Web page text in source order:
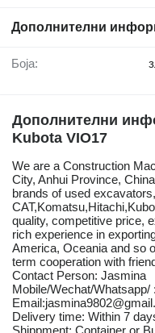
Дополнителни
Боја:
Дополнителни
Kubota VIO17
We are a Construction
City, Anhui Province,
brands of used
quality, competitive price,
rich experience in
America, Oceania and so
term cooperation with
Contact Person: Jasmina
Mobile/Wechat/Whatsapp/
Delivery time: Within 7